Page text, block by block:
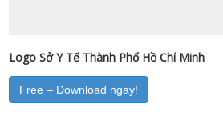
Logo Sở Y Tế Thành Phố Hồ Chí Minh
Free – Download ngay!